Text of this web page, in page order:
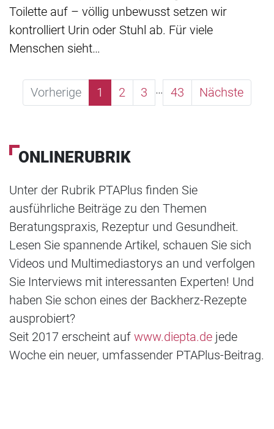
Toilette auf – völlig unbewusst setzen wir
kontrolliert Urin oder Stuhl ab. Für viele
Menschen sieht…
Vorherige 1 2 3 … 43 Nächste
ONLINERUBRIK
Unter der Rubrik PTAPlus finden Sie
ausführliche Beiträge zu den Themen
Beratungspraxis, Rezeptur und Gesundheit.
Lesen Sie spannende Artikel, schauen Sie sich
Videos und Multimediastorys an und verfolgen
Sie Interviews mit interessanten Experten! Und
haben Sie schon eines der Backherz-Rezepte
ausprobiert?
Seit 2017 erscheint auf www.diepta.de jede
Woche ein neuer, umfassender PTAPlus-Beitrag.